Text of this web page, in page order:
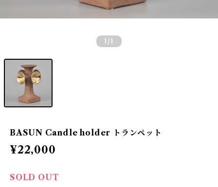
1 /1
BASUN Candle holder トランペット
¥22,000
SOLD OUT